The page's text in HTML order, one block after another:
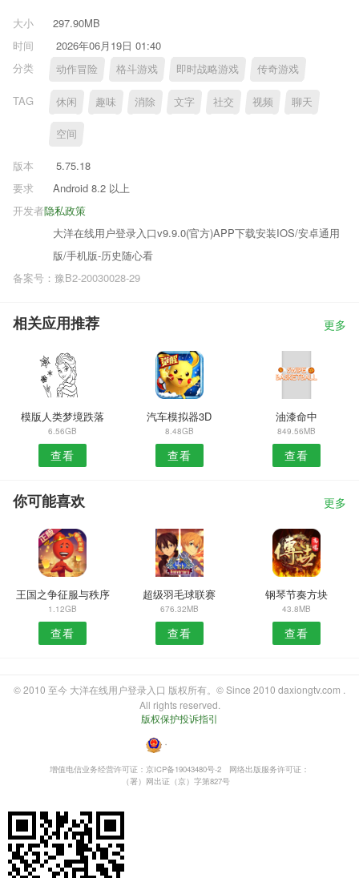
大小
297.90MB
时间
2026年06月19日 01:40
分类
动作冒险 格斗游戏 即时战略游戏 传奇游戏
TAG 休闲 趣味 消除 文字 社交 视频 聊天
空间
版本
5.75.18
要求
Android 8.2 以上
隐私政策
开发者
大洋在线用户登录入口v9.9.0(官方)APP下载安装IOS/安卓通用
版/手机版-历史随心看
备案号：豫B2-20030028-29
相关应用推荐 更多
模版人类梦境跌落
6.56GB
查看
汽车模拟器3D
8.48GB
查看
油漆命中
849.56MB
查看
你可能喜欢 更多
王国之争征服与秩序
1.12GB
查看
超级羽毛球联赛
676.32MB
查看
钢琴节奏方块
43.8MB
查看
© 2010 至今 大洋在线用户登录入口 版权所有。© Since 2010 daxiongtv.com .
All rights reserved.
版权保护投诉指引
・
增值电信业务经营许可证：京ICP备19043480号-2
网络出版服务许可证：
（署）网出证（京）字第827号